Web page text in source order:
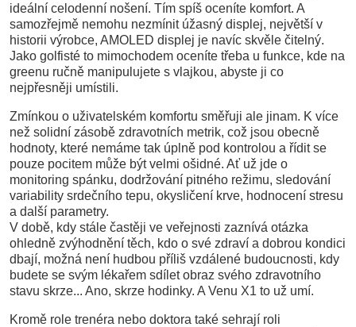
ideální celodenní nošení. Tím spíš oceníte komfort. A
samozřejmě nemohu nezmínit úžasný displej, největší v
historii výrobce, AMOLED displej je navíc skvěle čitelný.
Jako golfisté to mimochodem oceníte třeba u funkce, kde na
greenu ručně manipulujete s vlajkou, abyste ji co
nejpřesněji umístili.
Zmínkou o uživatelském komfortu směřuji ale jinam. K více
než solidní zásobě zdravotních metrik, což jsou obecně
hodnoty, které nemáme tak úplně pod kontrolou a řídit se
pouze pocitem může být velmi ošidné. Ať už jde o
monitoring spánku, dodržování pitného režimu, sledování
variability srdečního tepu, okysličení krve, hodnocení stresu
a další parametry.
V době, kdy stále častěji ve veřejnosti zaznívá otázka
ohledně zvýhodnění těch, kdo o své zdraví a dobrou kondici
dbají, možná není hudbou příliš vzdálené budoucnosti, kdy
budete se svým lékařem sdílet obraz svého zdravotního
stavu skrze... Ano, skrze hodinky. A Venu X1 to už umí.
Kromě role trenéra nebo doktora také sehrají roli